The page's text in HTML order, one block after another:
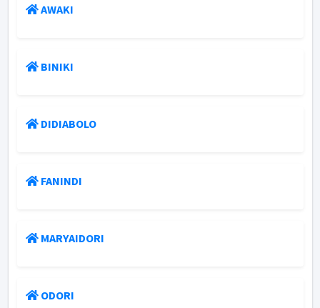
AWAKI
BINIKI
DIDIABOLO
FANINDI
MARYAIDORI
ODORI